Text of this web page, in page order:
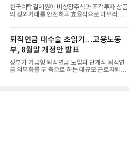
한국예탁결제원이 비상장주식과 조각투자 상품
의 장외거래를 안전하고 효율적으로 마무리하기
퇴직연금 대수술 초읽기…고용노동
부, 8월말 개정안 발표
정부가 기금형 퇴직연금 도입과 단계적 퇴직연
금 의무화를 두 축으로 하는 대규모 근로자퇴직